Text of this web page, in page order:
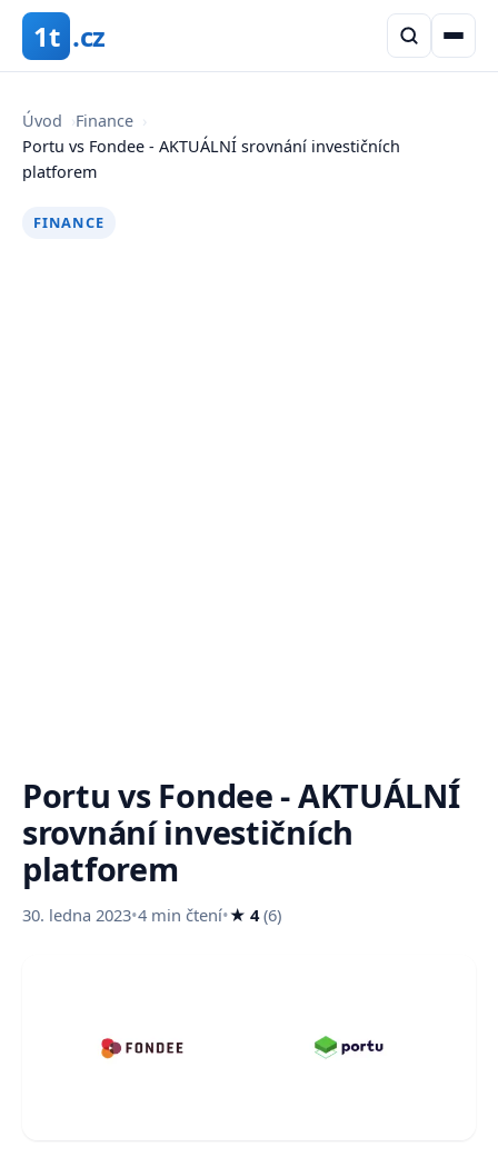
1t .cz
Úvod ›Finance ›
Portu vs Fondee - AKTUÁLNÍ srovnání investičních
platforem
FINANCE
Portu vs Fondee - AKTUÁLNÍ
srovnání investičních
platforem
30. ledna 2023•4 min čtení•★ 4(6)